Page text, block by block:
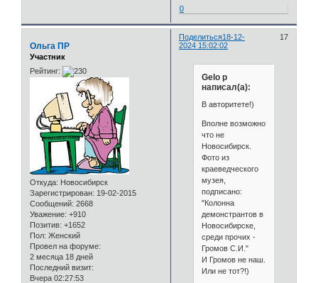
0
Поделиться 17
18-12-
2024 15:02:02
Ольга ПР
Участник
Рейтинг:
Откуда: Новосибирск
Зарегистрирован: 19-02-2015
Сообщений: 2668
Уважение: +910
Позитив: +1652
Пол: Женский
Провел на форуме:
2 месяца 18 дней
Последний визит:
Вчера 02:27:53
Gelo p
написал(а):
В авторитете!)
Вполне возможно
что не
Новосибирск.
Фото из
краеведческого
музея,
подписано:
"Колонна
демонстрантов в
Новосибирске,
среди прочих -
Громов С.И."
И Громов не наш.
Или не тот?!)